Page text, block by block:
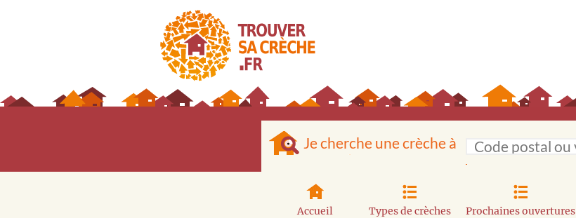
Je cherche une crèche à
Accueil Types de crèches Prochaines ouvertures